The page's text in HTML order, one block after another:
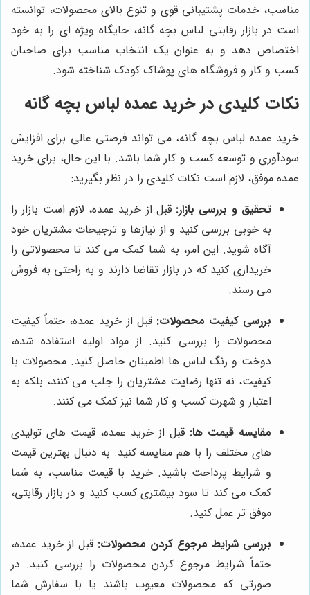
مناسب، خدمات پشتیبانی قوی و تنوع بالای محصولات، توانسته
است در بازار رقابتی لباس بچه گانه، جایگاه ویژه ای را به خود
اختصاص دهد و به عنوان یک انتخاب مناسب برای صاحبان
کسب و کار و فروشگاه های پوشاک کودک شناخته شود.
نکات کلیدی در خرید عمده لباس بچه گانه
خرید عمده لباس بچه گانه، می تواند فرصتی عالی برای افزایش
سودآوری و توسعه کسب و کار شما باشد. با این حال، برای خرید
عمده موفق، لازم است نکات کلیدی را در نظر بگیرید:
تحقیق و بررسی بازار: قبل از خرید عمده، لازم است بازار را
به خوبی بررسی کنید و از نیازها و ترجیحات مشتریان خود
آگاه شوید. این امر، به شما کمک می کند تا محصولاتی را
خریداری کنید که در بازار تقاضا دارند و به راحتی به فروش
می رسند.
بررسی کیفیت محصولات: قبل از خرید عمده، حتماً کیفیت
محصولات را بررسی کنید. از مواد اولیه استفاده شده،
دوخت و رنگ لباس ها اطمینان حاصل کنید. محصولات با
کیفیت، نه تنها رضایت مشتریان را جلب می کنند، بلکه به
اعتبار و شهرت کسب و کار شما نیز کمک می کنند.
مقایسه قیمت ها: قبل از خرید عمده، قیمت های تولیدی
های مختلف را با هم مقایسه کنید. به دنبال بهترین قیمت
و شرایط پرداخت باشید. خرید با قیمت مناسب، به شما
کمک می کند تا سود بیشتری کسب کنید و در بازار رقابتی،
موفق تر عمل کنید.
بررسی شرایط مرجوع کردن محصولات: قبل از خرید عمده،
حتماً شرایط مرجوع کردن محصولات را بررسی کنید. در
صورتی که محصولات معیوب باشند یا با سفارش شما